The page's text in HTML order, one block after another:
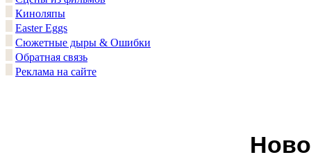
Киноляпы
Easter Eggs
Сюжетные дыры & Ошибки
Обратная связь
Реклама на сайте